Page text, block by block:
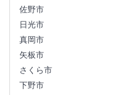
佐野市
日光市
真岡市
矢板市
さくら市
下野市